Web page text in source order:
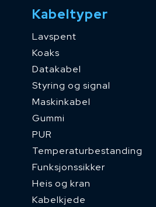
Kabeltyper
Lavspent
Koaks
Datakabel
Styring og signal
Maskinkabel
Gummi
PUR
Temperaturbestanding
Funksjonssikker
Heis og kran
Kabelkjede